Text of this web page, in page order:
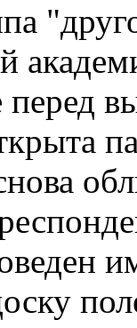
перед